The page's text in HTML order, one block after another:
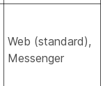
Web (standard),
Messenger